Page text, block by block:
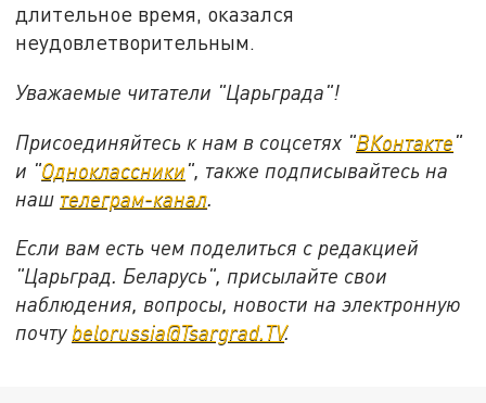
длительное время, оказался
неудовлетворительным.
Уважаемые читатели "Царьграда"!
Присоединяйтесь к нам в соцсетях "ВКонтакте"
и "Одноклассники", также подписывайтесь на
наш телеграм-канал.
Если вам есть чем поделиться с редакцией
"Царьград. Беларусь", присылайте свои
наблюдения, вопросы, новости на электронную
почту belorussia@Tsargrad.TV.